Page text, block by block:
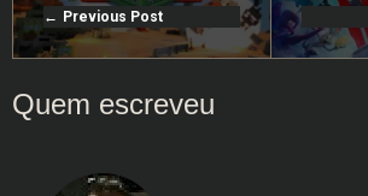
Previous Post